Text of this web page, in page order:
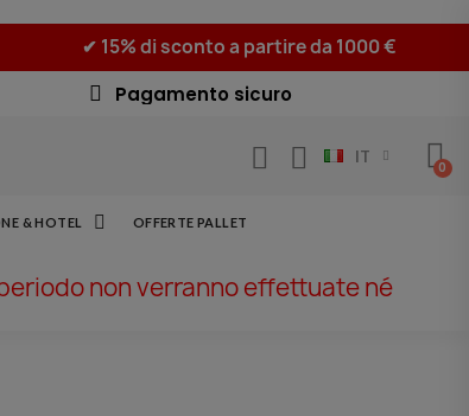
✔ 15% di sconto a partire da 1000 €
Pagamento sicuro
IT
& HOTEL OFFERTE PALLET
non verranno effettuate né